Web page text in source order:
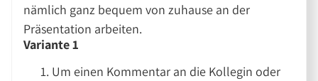
nämlich ganz bequem von zuhause an der
Präsentation arbeiten.
Variante 1
Um einen Kommentar an die Kollegin oder